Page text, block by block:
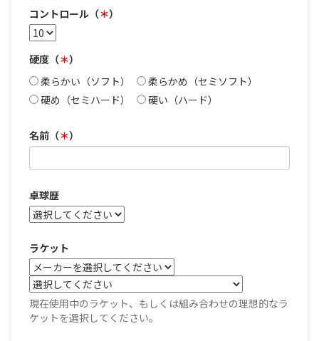
コントロール（＊）
硬度（＊）
柔らかい（ソフト）
柔らかめ（セミソフト）
硬め（セミハード）
硬い（ハード）
名前（＊）
卓球歴
ラケット
現在使用中のラケット、もしくは組み合わせの理想的なラ
ケットを選択してください。